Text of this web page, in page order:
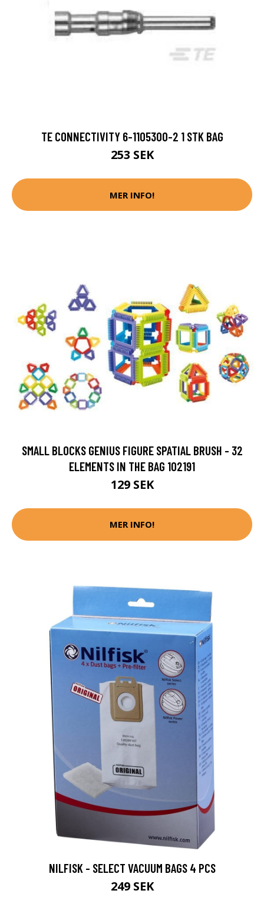
TE CONNECTIVITY 6-1105300-2 1 STK BAG
253 SEK
MER INFO!
SMALL BLOCKS GENIUS FIGURE SPATIAL BRUSH - 32
ELEMENTS IN THE BAG 102191
129 SEK
MER INFO!
NILFISK - SELECT VACUUM BAGS 4 PCS
249 SEK